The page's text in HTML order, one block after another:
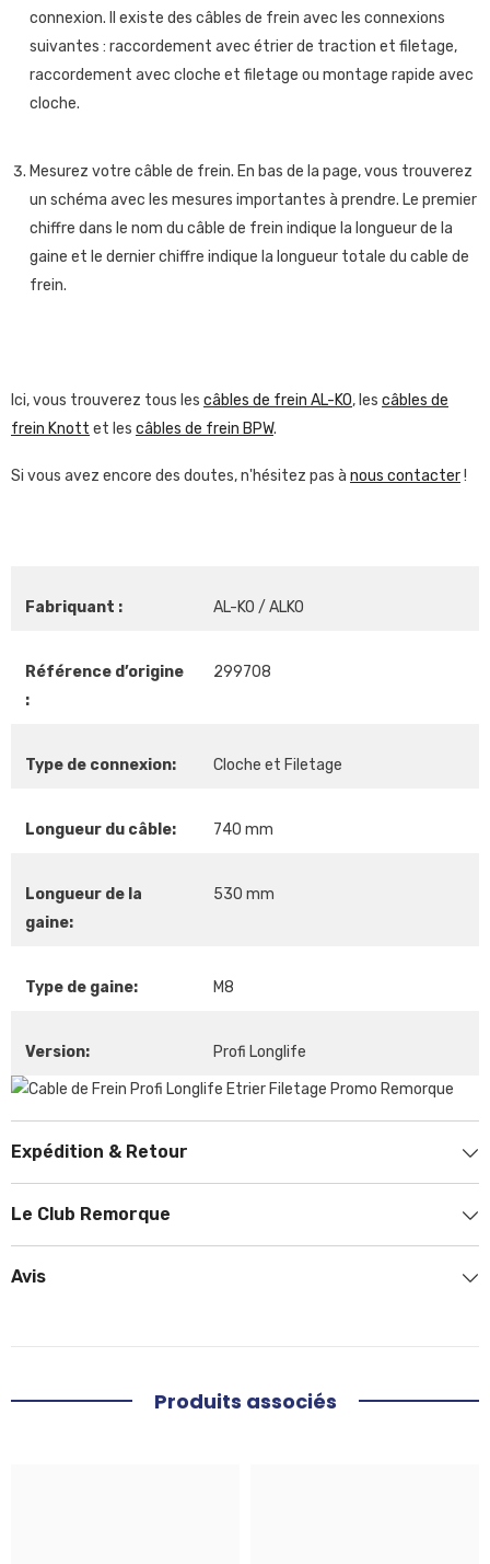
connexion. Il existe des câbles de frein avec les connexions
suivantes : raccordement avec étrier de traction et filetage,
raccordement avec cloche et filetage ou montage rapide avec
cloche.
Mesurez votre câble de frein. En bas de la page, vous trouverez
un schéma avec les mesures importantes à prendre. Le premier
chiffre dans le nom du câble de frein indique la longueur de la
gaine et le dernier chiffre indique la longueur totale du cable de
frein.
Ici, vous trouverez tous les câbles de frein AL-KO, les câbles de
frein Knott et les câbles de frein BPW.
Si vous avez encore des doutes, n'hésitez pas à nous contacter!
Fabriquant : AL-KO / ALKO
Référence d’origine
:
299708
Type de connexion: Cloche et Filetage
Longueur du câble: 740 mm
Longueur de la
gaine:
530 mm
Type de gaine: M8
Version: Profi Longlife
Expédition & Retour
Le Club Remorque
Avis
Produits associés